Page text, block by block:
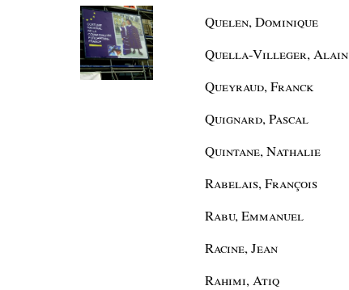
Quelen, Dominique
Quella-Villeger, Alain
Queyraud, Franck
Quignard, Pascal
Quintane, Nathalie
Rabelais, François
Rabu, Emmanuel
Racine, Jean
Rahimi, Atiq